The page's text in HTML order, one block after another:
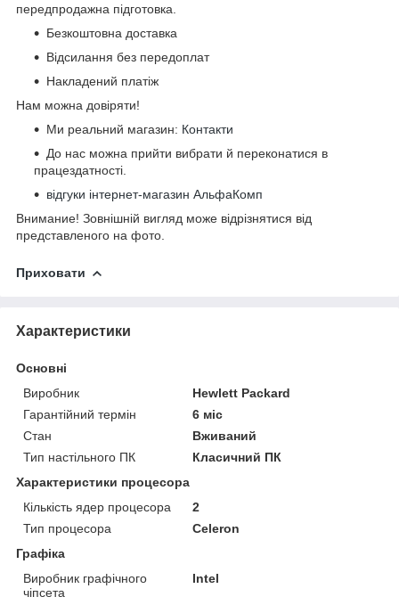
передпродажна підготовка.
Безкоштовна доставка
Відсилання без передоплат
Накладений платіж
Нам можна довіряти!
Ми реальний магазин: Контакти
До нас можна прийти вибрати й переконатися в
працездатності.
відгуки інтернет-магазин АльфаКомп
Внимание! Зовнішній вигляд може відрізнятися від
представленого на фото.
Приховати
Характеристики
Основні
Виробник
Hewlett Packard
Гарантійний термін
6 міс
Стан
Вживаний
Тип настільного ПК
Класичний ПК
Характеристики процесора
Кількість ядер процесора
2
Тип процесора
Celeron
Графіка
Виробник графічного
чіпсета
Intel